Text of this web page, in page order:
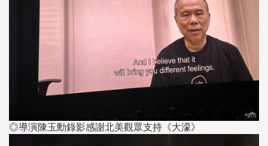
◎導演陳玉勳錄影感謝北美觀眾支持《大濛》